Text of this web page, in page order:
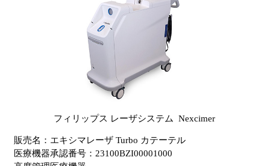
フィリップス レーザシステム Nexcimer
販売名：エキシマレーザ Turbo カテーテル
医療機器承認番号：23100BZI00001000